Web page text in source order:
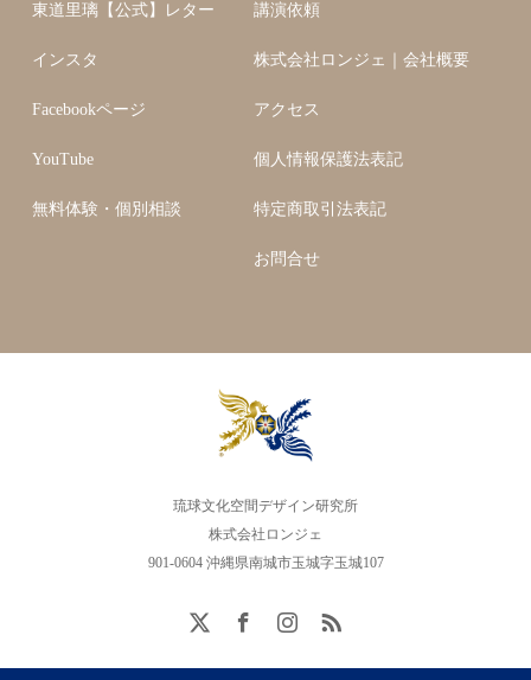
東道里璃【公式】レター
インスタ
Facebookページ
YouTube
無料体験・個別相談
講演依頼
株式会社ロンジェ｜会社概要
アクセス
個人情報保護法表記
特定商取引法表記
お問合せ
琉球文化空間デザイン研究所
株式会社ロンジェ
901-0604 沖縄県南城市玉城字玉城107